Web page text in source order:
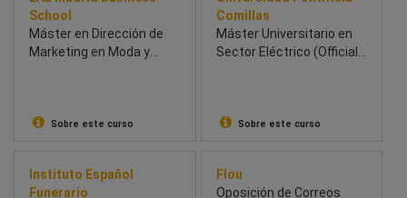
School
Máster en Dirección de
Marketing en Moda y
Sobre este curso
Comillas
Máster Universitario en
Sector Eléctrico (Official
Sobre este curso
Instituto Español
Funerario
Flou
Oposición de Correos